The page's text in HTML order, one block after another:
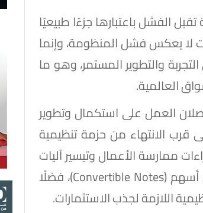
الفشل باعتبارها جزءًا طبيعيًا
لا يعكس فشل المنظومة، وإنما
والتطوير المستمر، وهو ما
العالمية.
العمل على استكمال وتطوير
قرب الانتهاء من حزمة تنظيمية
ممارسة الأعمال وتيسير آليات
التمويل الحديثة، وعلى رأسها أدوات التمويل القابلة للتحويل إلى أسهم (Convertible Notes)، فضلًا
اللازمة لجذب الاستثمارات.